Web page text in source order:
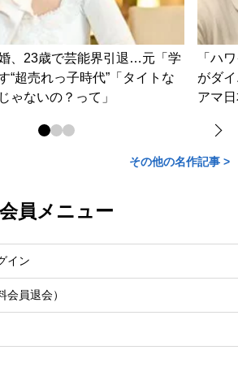
、23歳で芸能界引退…元「学
“超売れっ子時代”「タイトな
ないの？って」
「ハ
がダ
アマ
その他の名作記事 >
会員メニュー
イン
会員退会）